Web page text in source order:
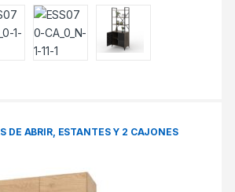
DE ABRIR, ESTANTES Y 2 CAJONES